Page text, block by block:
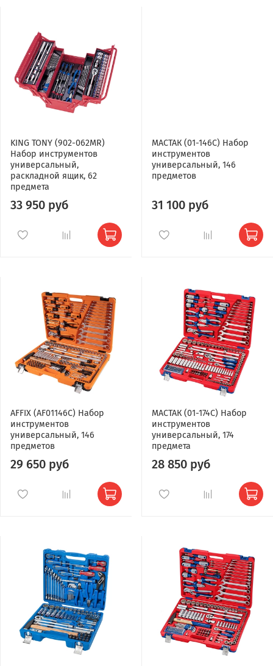
KING TONY (902-062MR)
Набор инструментов
универсальный,
раскладной ящик, 62
предмета
33 950 руб
МАСТАК (01-146C) Набор
инструментов
универсальный, 146
предметов
31 100 руб
AFFIX (AF01146C) Набор
инструментов
универсальный, 146
предметов
29 650 руб
МАСТАК (01-174C) Набор
инструментов
универсальный, 174
предмета
28 850 руб